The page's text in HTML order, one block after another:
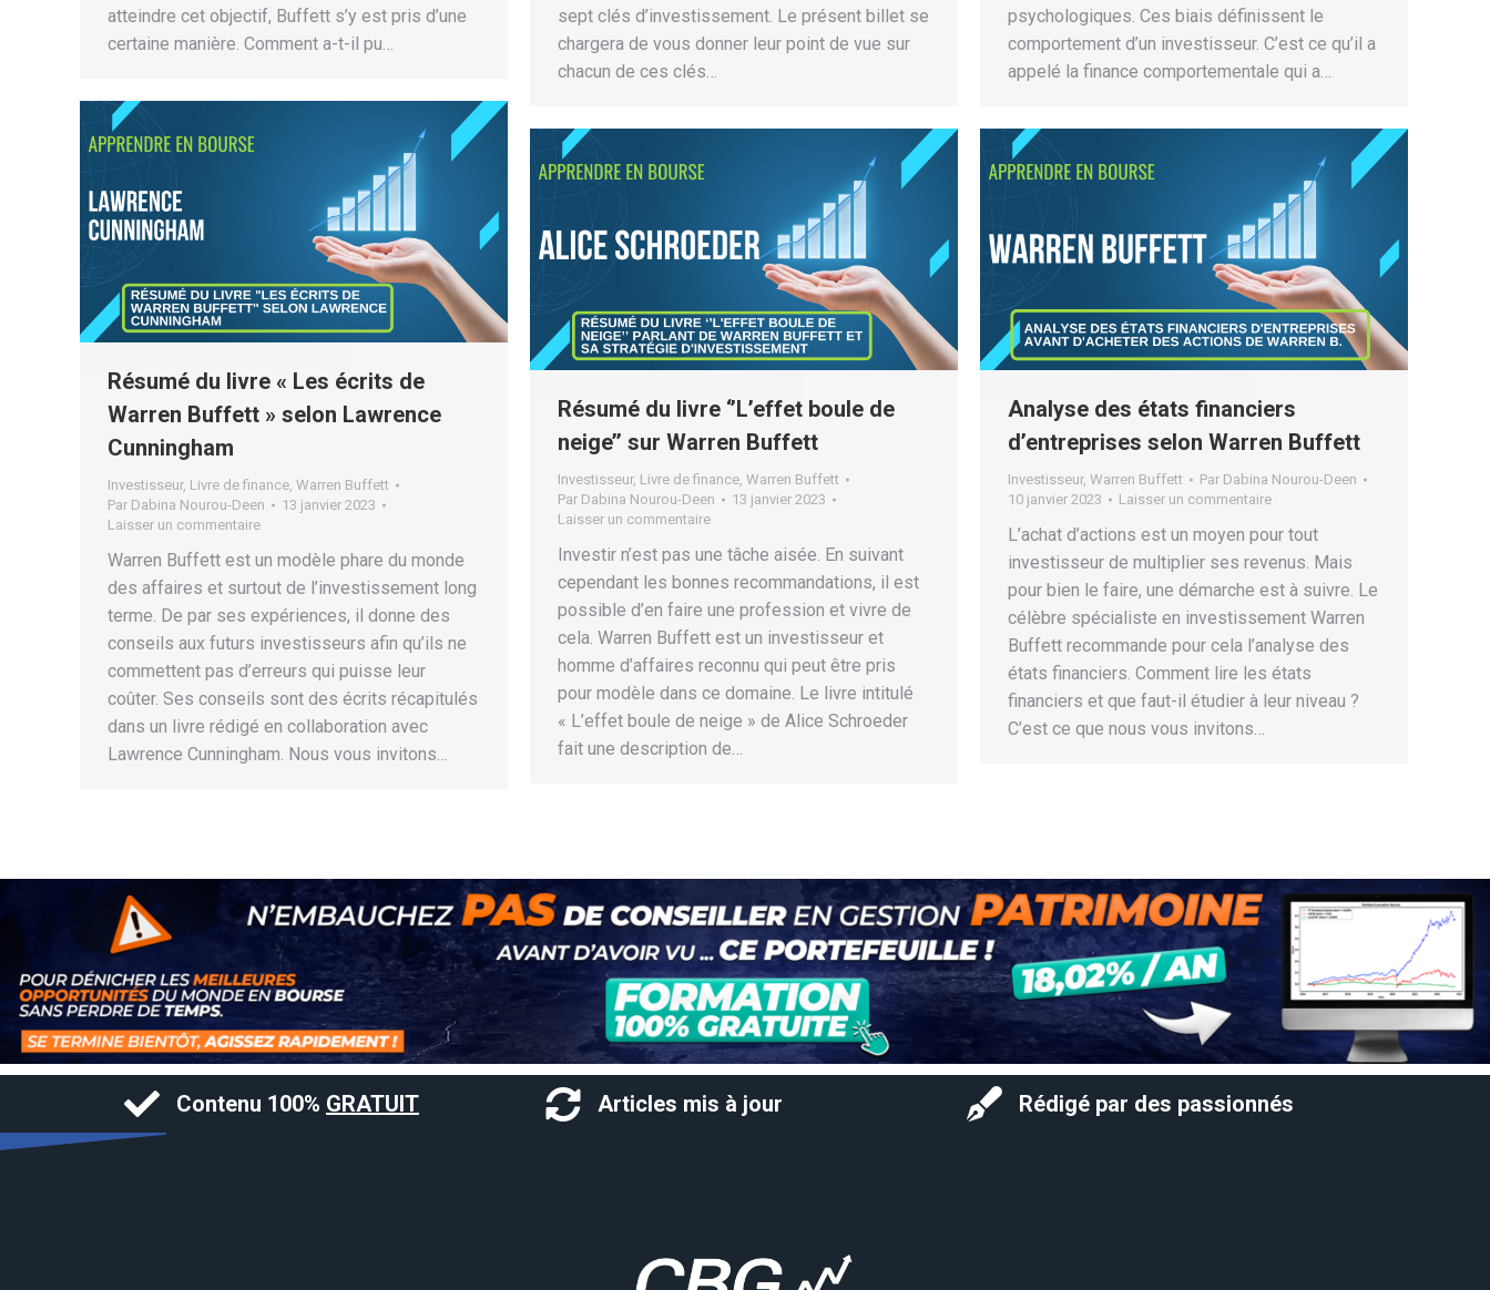
atteindre cet objectif, Buffett s’y est pris d’une
certaine manière. Comment a-t-il pu…
sept clés d’investissement. Le présent billet se
chargera de vous donner leur point de vue sur
chacun de ces clés…
psychologiques. Ces biais définissent le
comportement d’un investisseur. C’est ce qu’il a
appelé la finance comportementale qui a…
Résumé du livre « Les écrits de
Warren Buffett » selon Lawrence
Cunningham
Investisseur, Livre de finance Warren Buffett
Par Dabina Nourou-Deen
13 janvier 2023
Laisser un commentaire
Warren Buffett est un modèle phare du monde
des affaires et surtout de l’investissement long
terme. De par ses expériences, il donne des
conseils aux futurs investisseurs afin qu’ils ne
commettent pas d’erreurs qui puisse leur
coûter. Ses conseils sont des écrits récapitulés
dans un livre rédigé en collaboration avec
Lawrence Cunningham. Nous vous invitons…
Résumé du livre ‘’L’effet boule de
neige’’ sur Warren Buffett
Investisseur, Livre de finance Warren Buffett
Par Dabina Nourou-Deen
13 janvier 2023
Laisser un commentaire
Investir n’est pas une tâche aisée. En suivant
cependant les bonnes recommandations, il est
possible d’en faire une profession et vivre de
cela. Warren Buffett est un investisseur et
homme d’affaires reconnu qui peut être pris
pour modèle dans ce domaine. Le livre intitulé
« L’effet boule de neige » de Alice Schroeder
fait une description de…
Analyse des états financiers
d’entreprises selon Warren Buffett
Investisseur, Warren Buffett Par Dabina Nourou-Deen
10 janvier 2023
Laisser un commentaire
L’achat d’actions est un moyen pour tout
investisseur de multiplier ses revenus. Mais
pour bien le faire, une démarche est à suivre. Le
célèbre spécialiste en investissement Warren
Buffett recommande pour cela l’analyse des
états financiers. Comment lire les états
financiers et que faut-il étudier à leur niveau ?
C’est ce que nous vous invitons…
Contenu 100% GRATUIT Articles mis à jour Rédigé par des passionnés